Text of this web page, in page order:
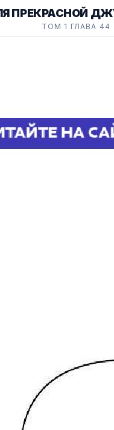
ПРЕКРАСНОЙ
ТОМ 1 ГЛАВА 44